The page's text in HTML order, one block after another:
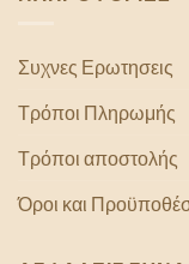
Συχνες Ερωτησεις
Τρόποι Πληρωμής
Τρόποι αποστολής
Όροι και